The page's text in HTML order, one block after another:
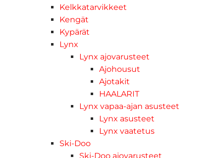
Kelkkatarvikkeet
Kengät
Kypärät
Lynx
Lynx ajovarusteet
Ajohousut
Ajotakit
HAALARIT
Lynx vapaa-ajan asusteet
Lynx asusteet
Lynx vaatetus
Ski-Doo
Ski-Doo ajovarusteet